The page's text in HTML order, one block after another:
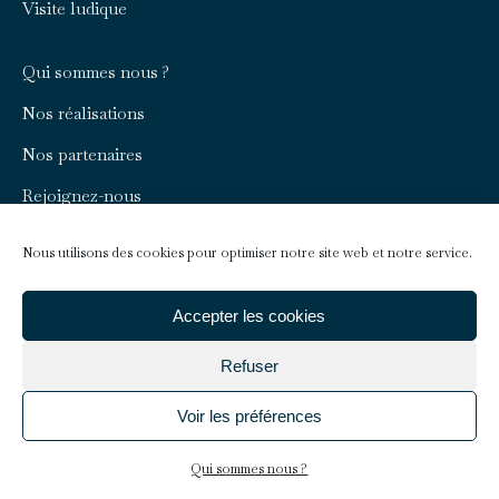
Nous utilisons des cookies pour optimiser notre site web et notre service.
Accepter les cookies
Refuser
Voir les préférences
Qui sommes nous ?
Visite ludique
Qui sommes nous ?
Nos réalisations
Nos partenaires
Rejoignez-nous
Mentions légales